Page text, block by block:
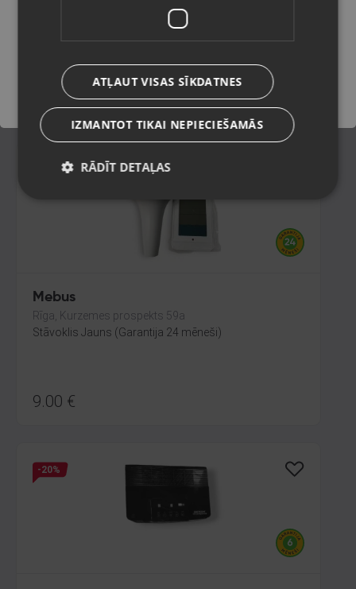
Stāvoklis Mazlietots (Garantija 12 mēneši)
320.00 €
14.55€/mēn.
Mebus
Rīga, Kurzemes prospekts 59a
Stāvoklis Jauns (Garantija 24 mēneši)
9.00 €
-20%
Saglabāt
ATĻAUT VISAS SĪKDATNES
IZMANTOT TIKAI NEPIECIEŠAMĀS
RĀDĪT DETAĻAS